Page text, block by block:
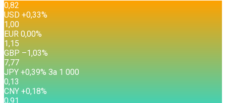
0,82
USD +0,33%
1,00
EUR 0,00%
1,15
GBP –1,03%
7,77
JPY +0,39% За 1 000
0,13
CNY +0,18%
0,91